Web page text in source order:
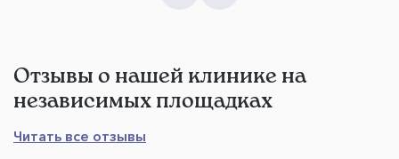
Отзывы о нашей клинике на
независимых площадках
Читать все отзывы